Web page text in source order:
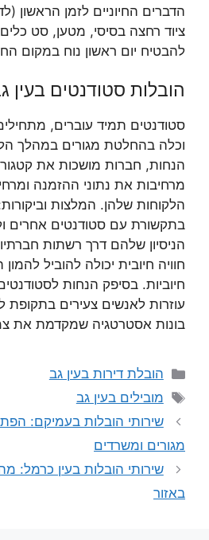
הדברים החיוניים לזמן הראשון
ציוד רחצה בסיסי, מטען, סט
להבטיח יום ראשון נוח במקום
הובלות סטודנטים בעין
סטודנטים תמיד עוברים,
וכלה בהחלטת מגורים במהלך
הנחות, חברות מושכות את
מרחיבות את נתוני ההזמנה
הלקוחות שלהן. המלצות
בתקשורת עם סטודנטים אחרים
הניסיון שלהם דרך רשתות
חוויה חיובית יכולה להוביל
חיוביות. בסיפק הנחות
עוזרות לאנשים צעירים בתקופת
בונות אסטרטגיה שמקדמת את
קטגוריות
הובלת דירות בעין גב
תגיות
מובילים בעין גב
שירותי הובלות בעמיקם:
מגורים ומשרדים
שירותי הובלות בעין כרמל:
באזור